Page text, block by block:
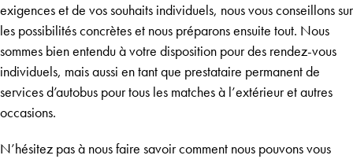
exigences et de vos souhaits individuels, nous vous conseillons sur
les possibilités concrètes et nous préparons ensuite tout. Nous
sommes bien entendu à votre disposition pour des rendez-vous
individuels, mais aussi en tant que prestataire permanent de
services d’autobus pour tous les matches à l’extérieur et autres
occasions.
N’hésitez pas à nous faire savoir comment nous pouvons vous